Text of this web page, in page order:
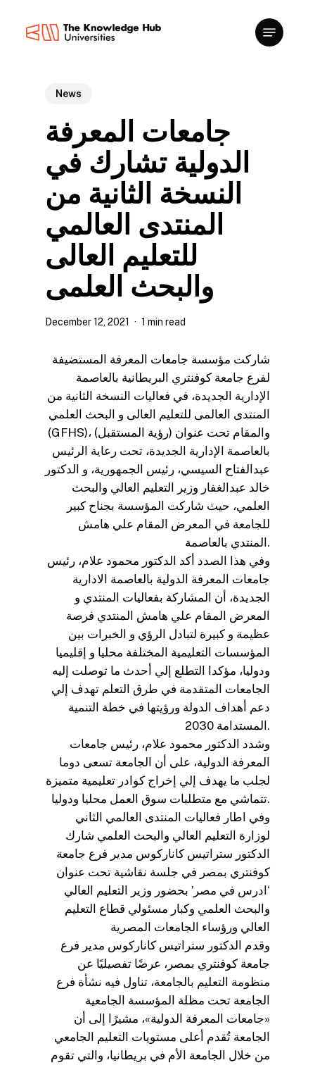
News
جامعات المعرفة
الدولية تشارك في
النسخة الثانية من
المنتدى العالمي
للتعليم العالى
والبحث العلمى
December 12, 2021 1 min read
شاركت مؤسسة جامعات المعرفة المستضيفة
لفرع جامعة كوفنتري البريطانية بالعاصمة
الإدارية الجديدة، في فعاليات النسخة الثانية من
المنتدى العالمى للتعليم العالى و البحث العلمي
(GFHS)، والمقام تحت عنوان (رؤية المستقبل)
بالعاصمة الإدارية الجديدة، تحت رعاية الرئيس
عبدالفتاح السيسي، رئيس الجمهورية، و الدكتور
خالد عبدالغفار وزير التعليم العالي والبحث
العلمي، حيث شاركت المؤسسة بجناح كبير
للجامعة في المعرض المقام علي هامش
المنتدي بالعاصمة.
وفي هذا الصدد أكد الدكتور محمود علام، رئيس
جامعات المعرفة الدولية بالعاصمة الادارية
الجديدة، أن المشاركة بفعاليات المنتدي و
المعرض المقام علي هامش المنتدي فرصة
عظيمة و كبيرة لتبادل الرؤي و الخبرات بين
المؤسسات التعليمية المختلفة محليا و إقليميا
ودوليا، مؤكدا التطلع إلي أحدث ما توصلت إليه
الجامعات المتقدمة في طرق التعلم تهدف إلي
دعم أهداف الدولة ورؤيتها في خطة التنمية
المستدامة 2030.
وشدد الدكتور محمود علام، رئيس جامعات
المعرفة الدولية، على أن الجامعة تسعى دوما
لجلب ما يهدف إلي إخراج كوادر تعليمية متميزة
تتماشي مع متطلبات سوق العمل محليا ودوليا.
وفي اطار فعاليات المنتدى العالمي الثاني
لوزارة التعليم العالي والبحث العلمي شارك
الدكتور ستراتيس كاناركوس مدير فرع جامعة
كوفنتري بمصر في جلسة نقاشية تحت عنوان
‘ادرس في مصر’ بحضور وزير التعليم العالي
والبحث العلمي وكبار مسئولي قطاع التعليم
العالي ورؤساء الجامعات المصرية
وقدم الدكتور ستراتيس كاناركوس مدير فرع
جامعة كوفنتري بمصر، عرضًا تفصيليًا عن
منظومة التعليم بالجامعة، تناول فيه نشأة فرع
الجامعة تحت مظلة المؤسسة الجامعية
«جامعات المعرفة الدولية»، مشيرًا إلى أن
الجامعة تُقدم أعلى مستويات التعليم الجامعي
من خلال الجامعة الأم في بريطانيا، والتي تقوم